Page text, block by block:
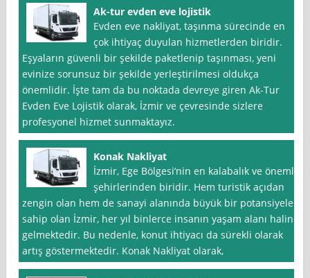
Ak-tur evden eve lojistik
Evden eve nakliyat, taşınma sürecinde en
çok ihtiyaç duyulan hizmetlerden biridir.
Eşyaların güvenli bir şekilde paketlenip taşınması, yeni
evinize sorunsuz bir şekilde yerleştirilmesi oldukça
önemlidir. İşte tam da bu noktada devreye giren Ak-Tur
Evden Eve Lojistik olarak, İzmir ve çevresinde sizlere
profesyonel hizmet sunmaktayız.
Konak Nakliyat
İzmir, Ege Bölgesi’nin en kalabalık ve önemli
şehirlerinden biridir. Hem turistik açıdan
zengin olan hem de sanayi alanında büyük bir potansiyele
sahip olan İzmir, her yıl binlerce insanın yaşam alanı haline
gelmektedir. Bu nedenle, konut ihtiyacı da sürekli olarak
artış göstermektedir. Konak Nakliyat olarak,